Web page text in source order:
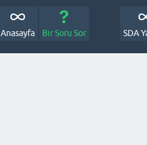
Anasayfa Bir Soru Sor SDA